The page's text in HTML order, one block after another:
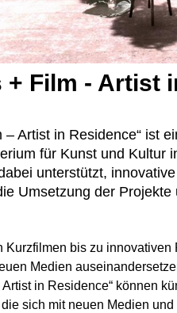
+ Film - Artist
– Artist in Residence“ ist
für Kunst und Kultur
unterstützt,
Umsetzung der
Kurzfilmen bis zu
Medien
Artist in Residence“ können
sich mit neuen Medien